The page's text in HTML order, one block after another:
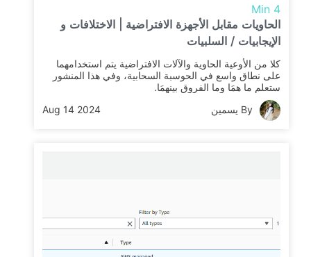
4 Min
الحاويات مقابل الأجهزة الافتراضية | الاختلافات و
الإيجابيات / السلبيات
كلا من الأوعية الحاوية والآلات الافتراضية يتم استخدامهما
على نطاق واسع في الحوسبة السحابية، وفي هذا المنشور
ستعلم ما همَا وما الفروق بينهمَا.
By يسمين
Aug 14 2024